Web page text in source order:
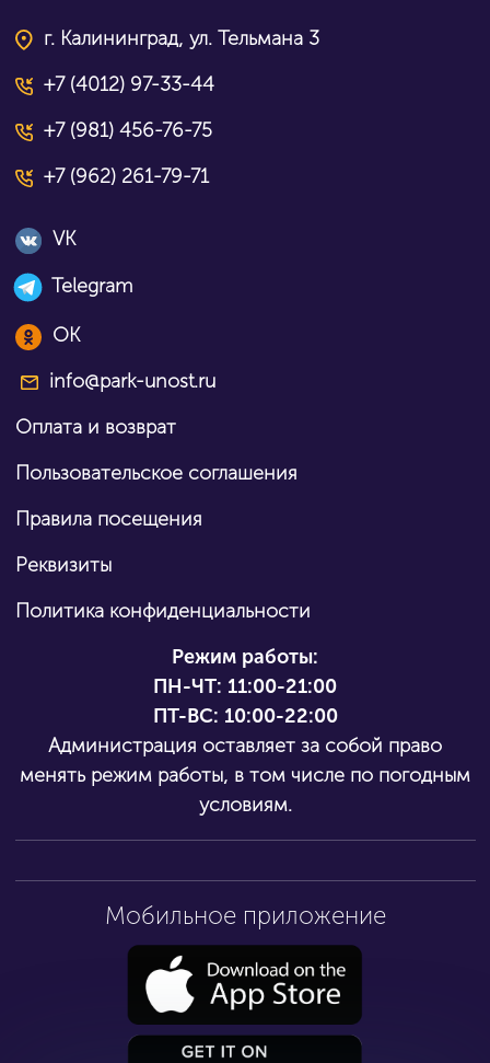
г. Калининград, ул. Тельмана 3
+7 (4012) 97-33-44
+7 (981) 456-76-75
+7 (962) 261-79-71
VK
Telegram
OK
info@park-unost.ru
Оплата и возврат
Пользовательское соглашения
Правила посещения
Реквизиты
Политика конфиденциальности
Режим работы:
ПН-ЧТ: 11:00-21:00
ПТ-ВС: 10:00-22:00
Администрация оставляет за собой право
менять режим работы, в том числе по погодным
условиям.
Мобильное приложение